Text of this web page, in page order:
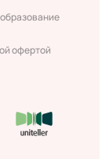
офертой